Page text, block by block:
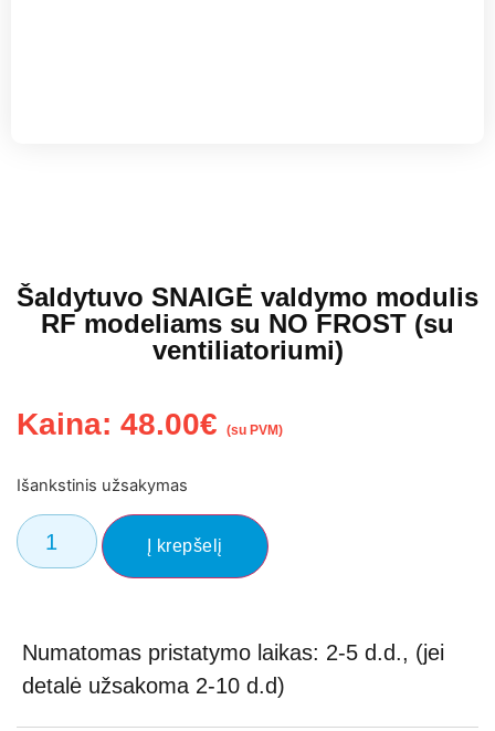
Šaldytuvo SNAIGĖ valdymo modulis
RF modeliams su NO FROST (su
ventiliatoriumi)
Kaina: 48.00€ (su PVM)
Išankstinis užsakymas
Į krepšelį
Numatomas pristatymo laikas: 2-5 d.d., (jei
detalė užsakoma 2-10 d.d)